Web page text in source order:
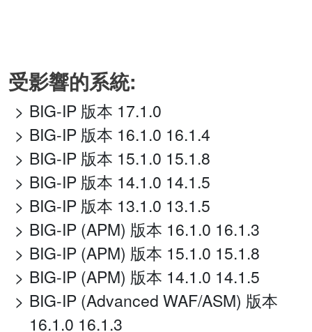
受影響的系統:
BIG-IP 版本 17.1.0
BIG-IP 版本 16.1.0 16.1.4
BIG-IP 版本 15.1.0 15.1.8
BIG-IP 版本 14.1.0 14.1.5
BIG-IP 版本 13.1.0 13.1.5
BIG-IP (APM) 版本 16.1.0 16.1.3
BIG-IP (APM) 版本 15.1.0 15.1.8
BIG-IP (APM) 版本 14.1.0 14.1.5
BIG-IP (Advanced WAF/ASM) 版本
16.1.0 16.1.3